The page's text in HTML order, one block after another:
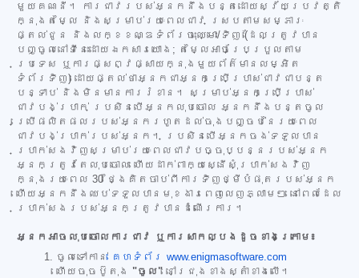
មួយគណនី។ ការជាវរបស់អ្នកនឹងបន្តដោយស្វ័យប្រវត្តិ
ក្នុងតម្លៃ និងសម្រាប់រយៈពេលជាវ ស្របតាមសម្ភារៈ
ផ្តល់ជូន និងលក្ខខណ្ឌទំព័រចុះឈ្មោះ/ទិញ (ដែលត្រូវបាន
បញ្ចូលនៅទីនេះដោយឯកសារយោង; តម្លៃអាចប្រែប្រួលតាម
ប្រទេស ឬការផ្សព្វផ្សាយក្នុងមួយព័ត៌មានលម្អិត
ទំព័រទិញ) ដោយផ្តល់ថាអ្នកជាអ្នកប្រើប្រាស់ជាវជាបន្ត
បន្ទាប់ និងមិនមានការរំខាន។ សម្រាប់អ្នកប្រើប្រាស់
ជាវបង់ប្រាក់ ប្រសិនបើអ្នកលុបចោល អ្នកនឹងបន្តចូល
ប្រើផលិតផលរបស់អ្នករហូតដល់ចុងបញ្ចប់នៃរយៈពេល
ជាវបង់ប្រាក់របស់អ្នក។ ប្រសិនបើអ្នកចង់ទទួលបាន
ប្រាក់សងវិញសម្រាប់រយៈពេលជាវបច្ចុប្បន្នរបស់អ្នក
អ្នកត្រូវតែលុបចោល ហើយដាក់ពាក្យស្នើសុំប្រាក់សងវិញ
ក្នុងរយៈពេល 30 ថ្ងៃគិតចាប់ពីការទិញថ្មីបំផុតរបស់អ្នក
ហើយអ្នកនឹងឈប់ទទួលបានមុខងារពេញលេញភ្លាមៗ នៅពេលដែល
ប្រាក់សងរបស់អ្នកត្រូវបានដំណើរការ។
អ្នកអាចលុបចោលការជាវ ឬការសាកល្បងដូចខាងក្រោម៖
ចូលទៅកាន់ គេហទំព័រ www.enigmasoftware.com
ហើយចុចប៊ូតុង "ចូល" នៅជ្រុងខាងស្តាំខាងលើ។